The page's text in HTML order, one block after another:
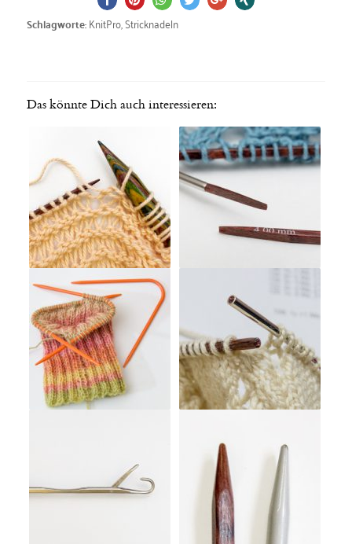
Schlagworte:KnitPro,Stricknadeln
Das könnte Dich auch interessieren: